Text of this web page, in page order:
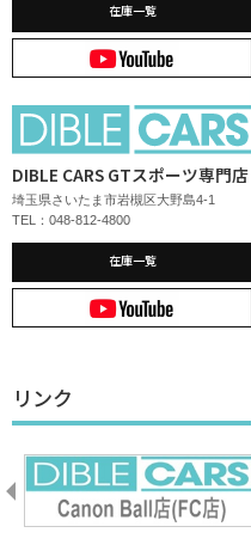
在庫一覧
DIBLE CARS GTスポーツ専門店
埼玉県さいたま市岩槻区大野島4-1
TEL：048-812-4800
在庫一覧
リンク